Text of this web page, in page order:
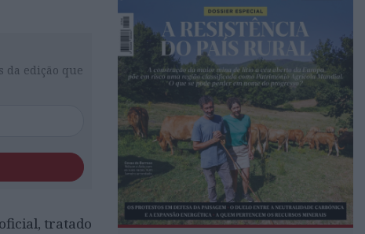
da edição que
tratado